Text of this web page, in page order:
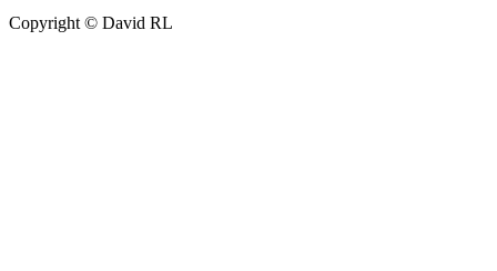
Copyright © David RL